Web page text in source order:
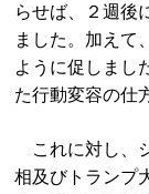
らせば、２週後
ました。加えて
ように促しまし
た行動変容の仕
これに対し、
相及びトランプ